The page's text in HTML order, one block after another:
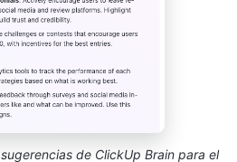
de ClickUp Brain para el